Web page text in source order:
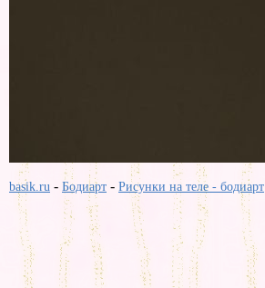
basik.ru - Бодиарт - Рисунки на теле - бодиарт